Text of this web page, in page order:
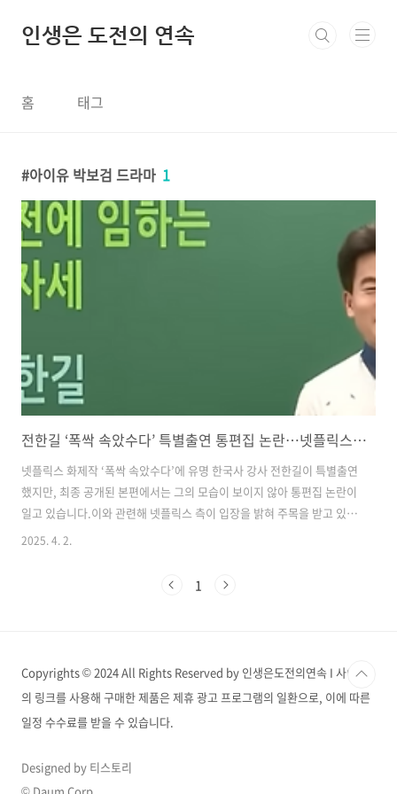
인생은 도전의 연속
홈 태그
아이유 박보검 드라마 1
전한길 ‘폭싹 속았수다’ 특별출연 통편집 논란…넷플릭스 공식 입장은?
넷플릭스 화제작 ‘폭싹 속았수다’에 유명 한국사 강사 전한길이 특별출연
했지만, 최종 공개된 본편에서는 그의 모습이 보이지 않아 통편집 논란이
일고 있습니다.이와 관련해 넷플릭스 측이 입장을 밝혀 주목을 받고 있습
니다. "출연은 맞지만 편집됐다" 넷플릭스 공식입장2일 여러 온라인 커
연했지만 본편에 나오지 않았다는 글이 확산됐습니다. 실제로 전한길 본
2025. 4. 2.
1
Copyrights © 2024 All Rights Reserved by 인생은도전의연속 I 사이트
의 링크를 사용해 구매한 제품은 제휴 광고 프로그램의 일환으로, 이에 따른
일정 수수료를 받을 수 있습니다.
Designed by 티스토리